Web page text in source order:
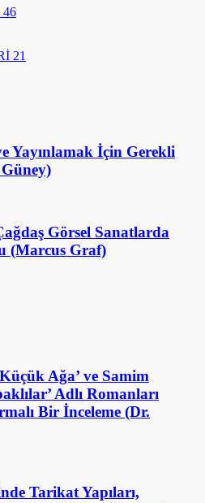
46
21
Yayınlamak İçin Gerekli
Görsel Sanatlarda
(Marcus Graf)
Ağa’ ve Samim
Adlı Romanları
Bir İnceleme (Dr.
Tarikat Yapıları,